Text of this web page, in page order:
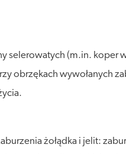
(m.in. koper
obrzękach wywołanych
żołądka i jelit: